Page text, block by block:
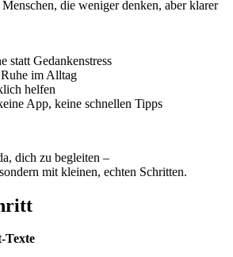
die weniger denken, aber klarer
statt Gedankenstress
im Alltag
helfen
App, keine schnellen Tipps
dich zu begleiten –
mit kleinen, echten Schritten.
Texte